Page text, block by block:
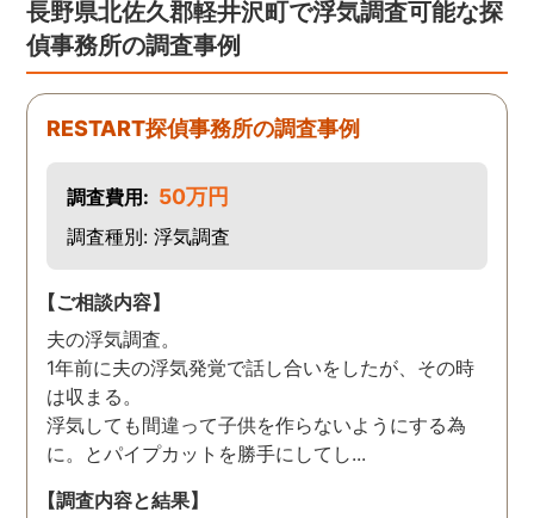
長野県北佐久郡軽井沢町で浮気調査可能な探
偵事務所の調査事例
RESTART探偵事務所の調査事例
調査費用: 50万円
調査種別: 浮気調査
【ご相談内容】
夫の浮気調査。
1年前に夫の浮気発覚で話し合いをしたが、その時
は収まる。
浮気しても間違って子供を作らないようにする為
に。とパイプカットを勝手にしてし...
【調査内容と結果】